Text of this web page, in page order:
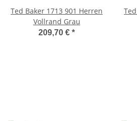
Ted Baker 1713 901 Herren
Vollrand Grau
209,70 € *